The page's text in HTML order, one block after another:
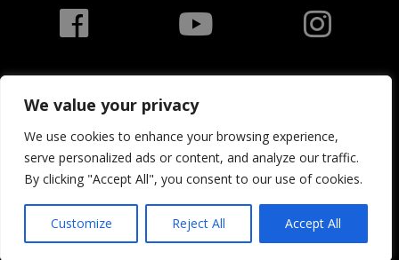
We value your privacy
We use cookies to enhance your browsing experience,
serve personalized ads or content, and analyze our traffic.
By clicking "Accept All", you consent to our use of cookies.
Customize Reject All Accept All
With love by CuDriEc